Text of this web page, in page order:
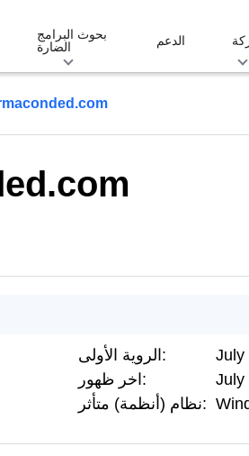
بحوث البرامج
الضارة
الدعم
الروية الأولى:
July
اخر ظهور:
July
نظام (أنظمة) متأثر: